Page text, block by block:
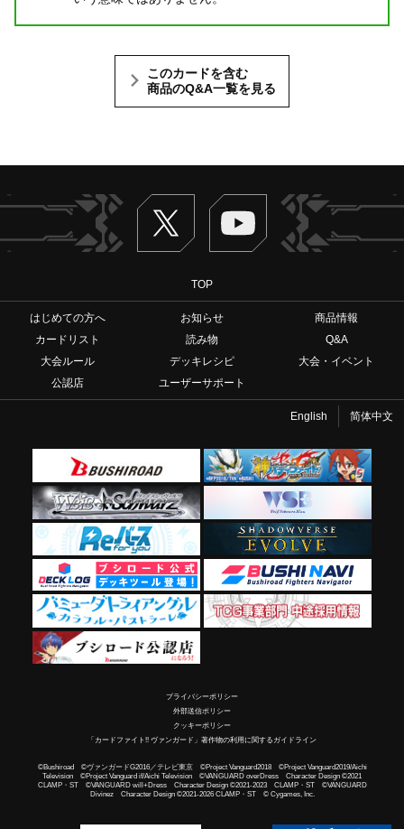
このカードを含む
商品のQ&A一覧を見る
Twitter ヴァンガードch
TOP
はじめての方へ お知らせ
商品情報
カードリスト
読み物
Q&A
大会ルール
デッキレシピ
大会・イベント
公認店
ユーザーサポート
English 简体中文
プライバシーポリシー
外部送信ポリシー
クッキーポリシー
「カードファイト!! ヴァンガード」著作物の利用に関するガイドライン
©Bushiroad ©ヴァンガードG2016／テレビ東京 ©Project Vanguard2018 ©Project Vanguard2019/Aichi
Television ©Project Vanguard if/Aichi Television ©VANGUARD overDress Character Design ©2021
CLAMP・ST ©VANGUARD will+Dress Character Design ©2021-2023 CLAMP・ST ©VANGUARD
Divinez Character Design ©2021-2026 CLAMP・ST © Cygames, Inc.